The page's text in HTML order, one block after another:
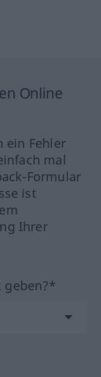
Online
ein Fehler
mal
Formular
ist
Ihrer
geben?*